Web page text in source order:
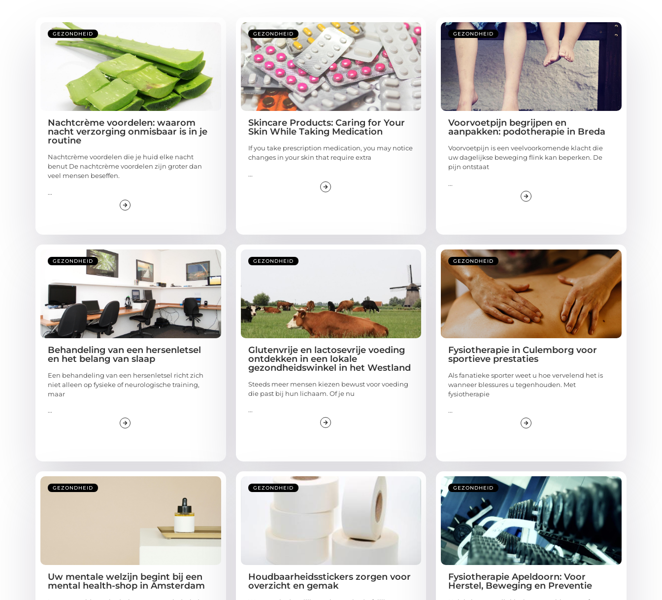
GEZONDHEID
Nachtcrème voordelen: waarom
nacht verzorging onmisbaar is in je
routine
Nachtcrème voordelen die je huid elke nacht
benut De nachtcrème voordelen zijn groter dan
veel mensen beseffen.
...
GEZONDHEID
Skincare Products: Caring for Your
Skin While Taking Medication
If you take prescription medication, you may notice
changes in your skin that require extra
...
GEZONDHEID
Voorvoetpijn begrijpen en
aanpakken: podotherapie in Breda
Voorvoetpijn is een veelvoorkomende klacht die
uw dagelijkse beweging flink kan beperken. De
pijn ontstaat
...
GEZONDHEID
Behandeling van een hersenletsel
en het belang van slaap
Een behandeling van een hersenletsel richt zich
niet alleen op fysieke of neurologische training,
maar
...
GEZONDHEID
Glutenvrije en lactosevrije voeding
ontdekken in een lokale
gezondheidswinkel in het Westland
Steeds meer mensen kiezen bewust voor voeding
die past bij hun lichaam. Of je nu
...
GEZONDHEID
Fysiotherapie in Culemborg voor
sportieve prestaties
Als fanatieke sporter weet u hoe vervelend het is
wanneer blessures u tegenhouden. Met
fysiotherapie
...
GEZONDHEID
Uw mentale welzijn begint bij een
mental health-shop in Amsterdam
GEZONDHEID
Houdbaarheidsstickers zorgen voor
overzicht en gemak
GEZONDHEID
Fysiotherapie Apeldoorn: Voor
Herstel, Beweging en Preventie